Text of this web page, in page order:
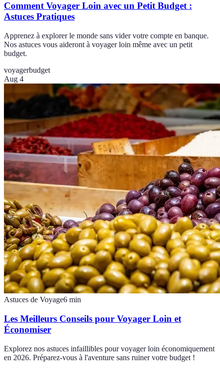
Comment Voyager Loin avec un Petit Budget :
Astuces Pratiques
Apprenez à explorer le monde sans vider votre compte en banque.
Nos astuces vous aideront à voyager loin même avec un petit
budget.
voyagerbudget
Aug 4
Astuces de Voyage6 min
Les Meilleurs Conseils pour Voyager Loin et
Économiser
Explorez nos astuces infaillibles pour voyager loin économiquement
en 2026. Préparez-vous à l'aventure sans ruiner votre budget !